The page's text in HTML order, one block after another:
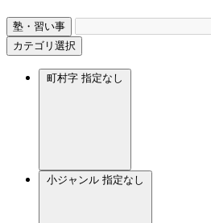
塾・習い事
カテゴリ選択
町村字 指定なし
小ジャンル 指定なし